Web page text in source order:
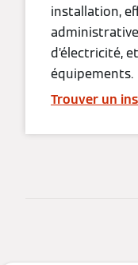
installation,
d’électricité,
équipements.
Trouver un